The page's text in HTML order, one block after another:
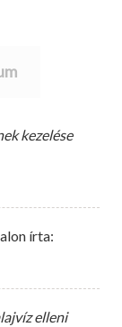
kezelése
írta:
elleni